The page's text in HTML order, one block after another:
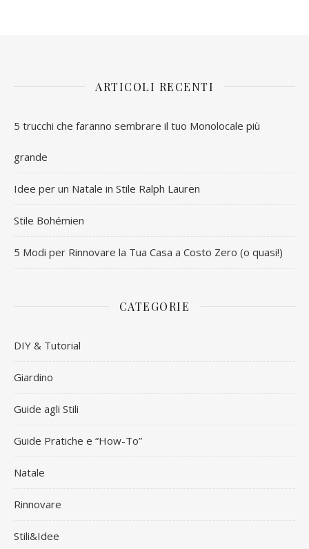
ARTICOLI RECENTI
5 trucchi che faranno sembrare il tuo Monolocale più
grande
Idee per un Natale in Stile Ralph Lauren
Stile Bohémien
5 Modi per Rinnovare la Tua Casa a Costo Zero (o quasi!)
CATEGORIE
DIY & Tutorial
Giardino
Guide agli Stili
Guide Pratiche e “How-To”
Natale
Rinnovare
Stili&Idee